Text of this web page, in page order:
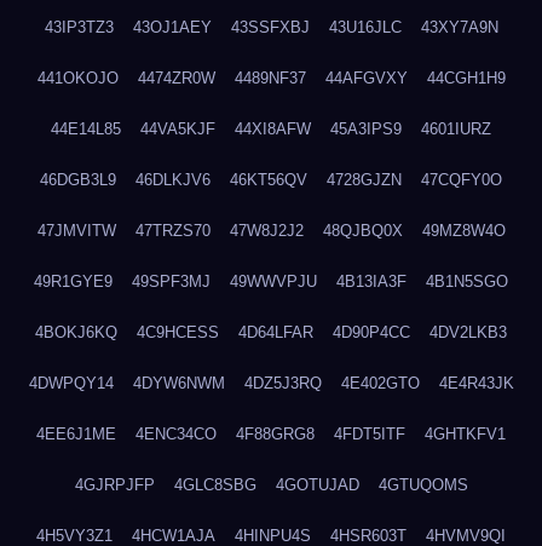
43IP3TZ3 43OJ1AEY 43SSFXBJ 43U16JLC 43XY7A9N
441OKOJO 4474ZR0W 4489NF37 44AFGVXY 44CGH1H9
44E14L85 44VA5KJF 44XI8AFW 45A3IPS9 4601IURZ
46DGB3L9 46DLKJV6 46KT56QV 4728GJZN 47CQFY0O
47JMVITW 47TRZS70 47W8J2J2 48QJBQ0X 49MZ8W4O
49R1GYE9 49SPF3MJ 49WWVPJU 4B13IA3F 4B1N5SGO
4BOKJ6KQ 4C9HCESS 4D64LFAR 4D90P4CC 4DV2LKB3
4DWPQY14 4DYW6NWM 4DZ5J3RQ 4E402GTO 4E4R43JK
4EE6J1ME 4ENC34CO 4F88GRG8 4FDT5ITF 4GHTKFV1
4GJRPJFP 4GLC8SBG 4GOTUJAD 4GTUQOMS
4H5VY3Z1 4HCW1AJA 4HINPU4S 4HSR603T 4HVMV9QI